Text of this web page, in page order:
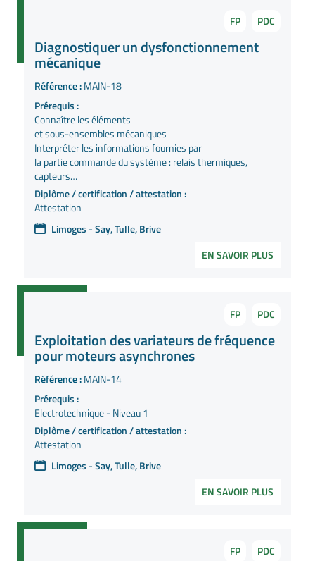
FP PDC
Diagnostiquer un dysfonctionnement
mécanique
Référence :MAIN-18
Prérequis :
Connaître les éléments
et sous-ensembles mécaniques
Interpréter les informations fournies par
la partie commande du système : relais thermiques,
capteurs…
Diplôme / certification / attestation :
Attestation
Limoges - Say, Tulle, Brive
EN SAVOIR PLUS
FP PDC
Exploitation des variateurs de fréquence
pour moteurs asynchrones
Référence :MAIN-14
Prérequis :
Electrotechnique - Niveau 1
Diplôme / certification / attestation :
Attestation
Limoges - Say, Tulle, Brive
EN SAVOIR PLUS
FP PDC